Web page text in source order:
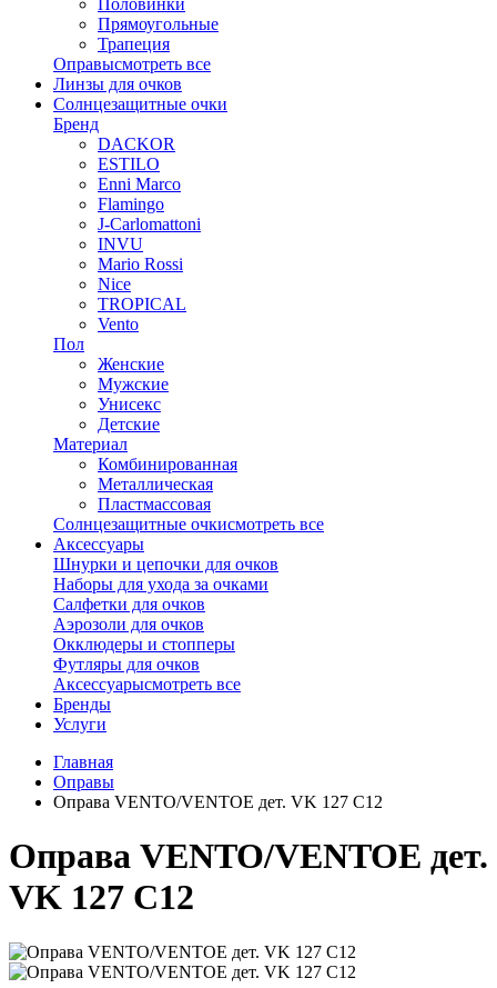
Прямоугольные
Трапеция
Оправысмотреть все
Линзы для очков
Солнцезащитные очки
Бренд
DACKOR
ESTILO
Enni Marco
Flamingo
J-Carlomattoni
INVU
Mario Rossi
Nice
TROPICAL
Vento
Пол
Женские
Мужские
Унисекс
Детские
Материал
Комбинированная
Металлическая
Пластмассовая
Солнцезащитные очкисмотреть все
Аксессуары
Шнурки и цепочки для очков
Наборы для ухода за очками
Салфетки для очков
Аэрозоли для очков
Окклюдеры и стопперы
Футляры для очков
Аксессуарысмотреть все
Бренды
Услуги
Главная
Оправы
Оправа VENTO/VENTOE дет. VK 127 C12
Оправа VENTO/VENTOE дет.
VK 127 C12